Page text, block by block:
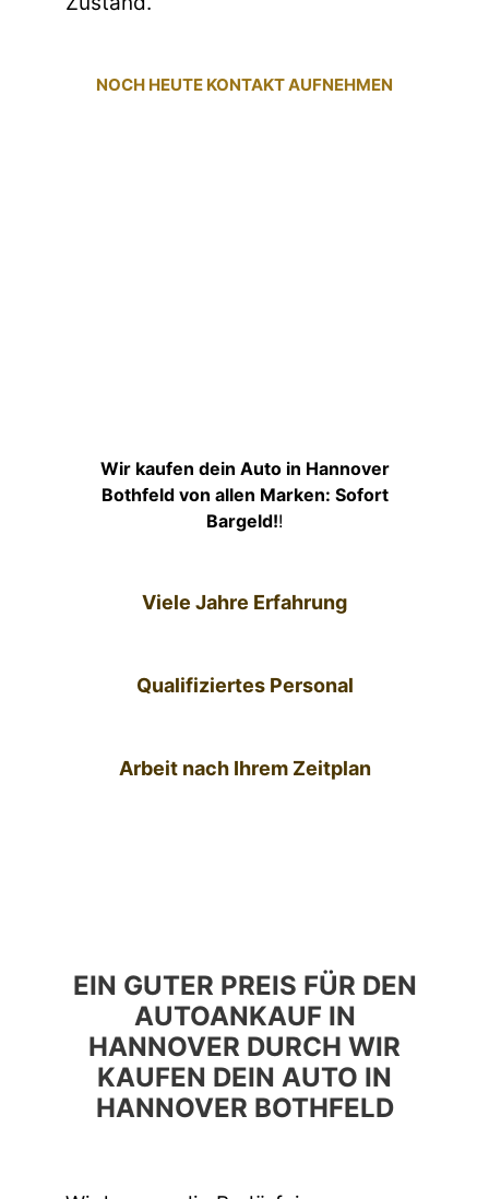
NOCH HEUTE KONTAKT AUFNEHMEN
Wir kaufen dein Auto in Hannover
Bothfeld von allen Marken: Sofort
Bargeld!!
Viele Jahre Erfahrung
Qualifiziertes Personal
Arbeit nach Ihrem Zeitplan
EIN GUTER PREIS FÜR DEN
AUTOANKAUF IN
HANNOVER DURCH WIR
KAUFEN DEIN AUTO IN
HANNOVER BOTHFELD